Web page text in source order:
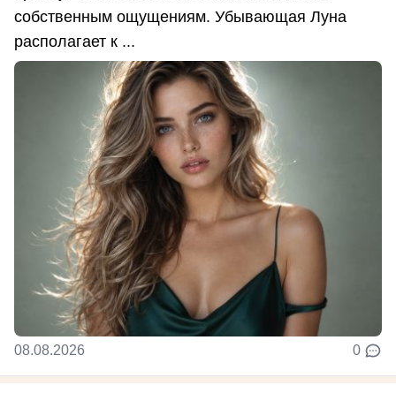
собственным ощущениям. Убывающая Луна
располагает к ...
08.08.2026 0